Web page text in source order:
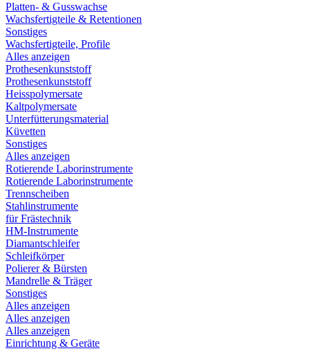
Platten- & Gusswachse
Wachsfertigteile & Retentionen
Sonstiges
Wachsfertigteile, Profile
Alles anzeigen
Prothesenkunststoff
Prothesenkunststoff
Heisspolymersate
Kaltpolymersate
Unterfütterungsmaterial
Küvetten
Sonstiges
Alles anzeigen
Rotierende Laborinstrumente
Rotierende Laborinstrumente
Trennscheiben
Stahlinstrumente
für Frästechnik
HM-Instrumente
Diamantschleifer
Schleifkörper
Polierer & Bürsten
Mandrelle & Träger
Sonstiges
Alles anzeigen
Alles anzeigen
Alles anzeigen
Einrichtung & Geräte